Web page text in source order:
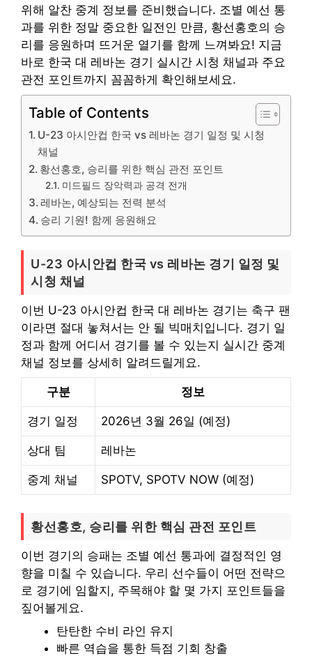
위해 알찬 중계 정보를 준비했습니다. 조별 예선 통
과를 위한 정말 중요한 일전인 만큼, 황선홍호의 승
리를 응원하며 뜨거운 열기를 함께 느껴봐요! 지금
바로 한국 대 레바논 경기 실시간 시청 채널과 주요
관전 포인트까지 꼼꼼하게 확인해보세요.
Table of Contents
U-23 아시안컵 한국 vs 레바논 경기 일정 및 시청
채널
황선홍호, 승리를 위한 핵심 관전 포인트
미드필드 장악력과 공격 전개
레바논, 예상되는 전력 분석
승리 기원! 함께 응원해요
U-23 아시안컵 한국 vs 레바논 경기 일정 및
시청 채널
이번 U-23 아시안컵 한국 대 레바논 경기는 축구 팬
이라면 절대 놓쳐서는 안 될 빅매치입니다. 경기 일
정과 함께 어디서 경기를 볼 수 있는지 실시간 중계
채널 정보를 상세히 알려드릴게요.
구분 정보
경기 일정 2026년 3월 26일 (예정)
상대 팀 레바논
중계 채널 SPOTV, SPOTV NOW (예정)
황선홍호, 승리를 위한 핵심 관전 포인트
이번 경기의 승패는 조별 예선 통과에 결정적인 영
향을 미칠 수 있습니다. 우리 선수들이 어떤 전략으
로 경기에 임할지, 주목해야 할 몇 가지 포인트들을
짚어볼게요.
탄탄한 수비 라인 유지
빠른 역습을 통한 득점 기회 창출